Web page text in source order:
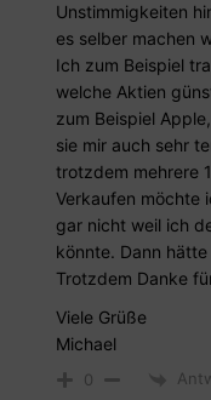
Unstimmigkeiten
es selber machen
Ich zum Beispiel
welche Aktien
zum Beispiel
sie mir auch sehr
trotzdem mehrere
Verkaufen möchte
gar nicht weil ich
könnte. Dann
Trotzdem Danke
Viele Grüße
Michael
0